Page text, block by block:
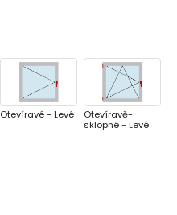
Otevíravé - Levé
Otevíravě-
sklopné - Levé